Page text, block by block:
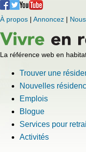
À propos | Annoncez |
La référence web en
Trouver une
Nouvelles
Emplois
Blogue
Services pour
Activités